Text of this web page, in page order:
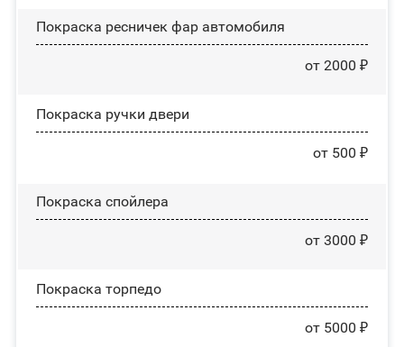
Покраска ресничек фар автомобиля
от 2000 ₽
Покраска ручки двери
от 500 ₽
Покраска спойлера
от 3000 ₽
Покраска торпедо
от 5000 ₽